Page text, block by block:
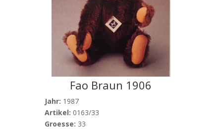
Fao Braun 1906
Jahr: 1987
Artikel: 0163/33
Groesse: 33